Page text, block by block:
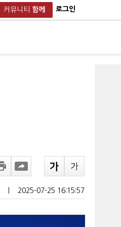
커뮤니티 함께 로그인
2025-07-25 16:15:57